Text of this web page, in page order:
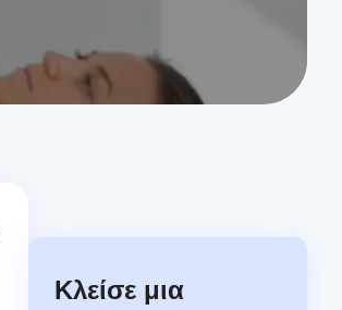
Κλείσε μια